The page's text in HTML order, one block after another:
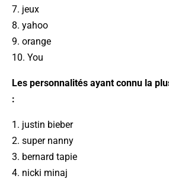
7. jeux
8. yahoo
9. orange
10. You
Les personnalités ayant connu la
:
1. justin bieber
2. super nanny
3. bernard tapie
4. nicki minaj